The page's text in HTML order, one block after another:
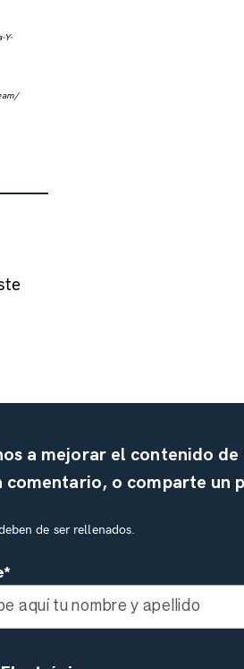
Y-
a mejorar el contenido de
comentario, o comparte un
de ser rellenados.